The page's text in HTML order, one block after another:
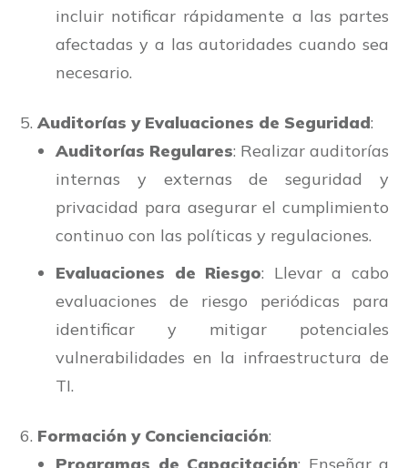
incluir notificar rápidamente a las partes
afectadas y a las autoridades cuando sea
necesario.
Auditorías y Evaluaciones de Seguridad:
Auditorías Regulares: Realizar auditorías
internas y externas de seguridad y
privacidad para asegurar el cumplimiento
continuo con las políticas y regulaciones.
Evaluaciones de Riesgo: Llevar a cabo
evaluaciones de riesgo periódicas para
identificar y mitigar potenciales
vulnerabilidades en la infraestructura de
TI.
Formación y Concienciación: